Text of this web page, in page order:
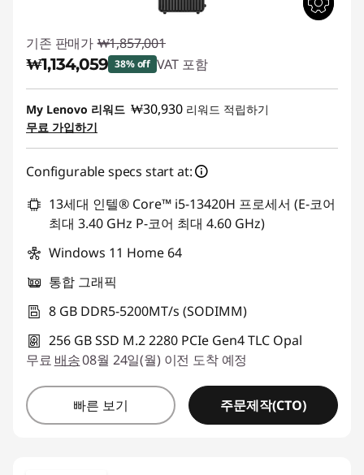
기존 판매가 ₩1,857,001
₩1,134,059 38% off VAT 포함
즉시 할인: :-₩722,942
My Lenovo 리워드 ₩30,930 리워드 적립하기
무료 가입하기
Configurable specs start at:
13세대 인텔® Core™ i5-13420H 프로세서 (E-코어
최대 3.40 GHz P-코어 최대 4.60 GHz)
Windows 11 Home 64
통합 그래픽
8 GB DDR5-5200MT/s (SODIMM)
256 GB SSD M.2 2280 PCIe Gen4 TLC Opal
무료 배송08월 24일(월) 이전 도착 예정
빠른 보기 주문제작(CTO)